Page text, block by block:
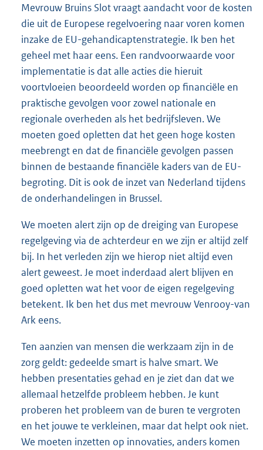
Mevrouw Bruins Slot vraagt aandacht voor de kosten
die uit de Europese regelvoering naar voren komen
inzake de EU-gehandicaptenstrategie. Ik ben het
geheel met haar eens. Een randvoorwaarde voor
implementatie is dat alle acties die hieruit
voortvloeien beoordeeld worden op financiële en
praktische gevolgen voor zowel nationale en
regionale overheden als het bedrijfsleven. We
moeten goed opletten dat het geen hoge kosten
meebrengt en dat de financiële gevolgen passen
binnen de bestaande financiële kaders van de EU-
begroting. Dit is ook de inzet van Nederland tijdens
de onderhandelingen in Brussel.
We moeten alert zijn op de dreiging van Europese
regelgeving via de achterdeur en we zijn er altijd zelf
bij. In het verleden zijn we hierop niet altijd even
alert geweest. Je moet inderdaad alert blijven en
goed opletten wat het voor de eigen regelgeving
betekent. Ik ben het dus met mevrouw Venrooy-van
Ark eens.
Ten aanzien van mensen die werkzaam zijn in de
zorg geldt: gedeelde smart is halve smart. We
hebben presentaties gehad en je ziet dan dat we
allemaal hetzelfde probleem hebben. Je kunt
proberen het probleem van de buren te vergroten
en het jouwe te verkleinen, maar dat helpt ook niet.
We moeten inzetten op innovaties, anders komen